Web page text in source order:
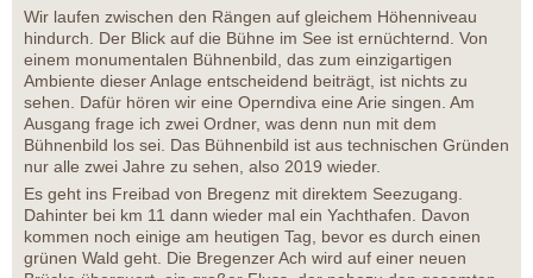
Wir laufen zwischen den Rängen auf gleichem Höhenniveau
hindurch. Der Blick auf die Bühne im See ist ernüchternd. Von
einem monumentalen Bühnenbild, das zum einzigartigen
Ambiente dieser Anlage entscheidend beiträgt, ist nichts zu
sehen. Dafür hören wir eine Operndiva eine Arie singen. Am
Ausgang frage ich zwei Ordner, was denn nun mit dem
Bühnenbild los sei. Das Bühnenbild ist aus technischen Gründen
nur alle zwei Jahre zu sehen, also 2019 wieder.
Es geht ins Freibad von Bregenz mit direktem Seezugang.
Dahinter bei km 11 dann wieder mal ein Yachthafen. Davon
kommen noch einige am heutigen Tag, bevor es durch einen
grünen Wald geht. Die Bregenzer Ach wird auf einer neuen